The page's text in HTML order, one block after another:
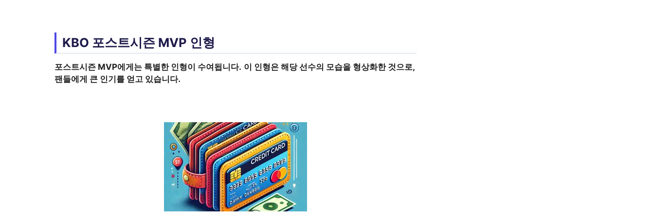
KBO 포스트시즌 MVP 인형
포스트시즌 MVP에게는 특별한 인형이 수여됩니다. 이 인형은 해당 선수의 모습을 형상화한 것으로,
팬들에게 큰 인기를 얻고 있습니다.